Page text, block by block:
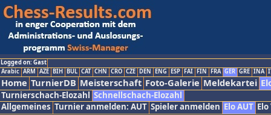
Logged on: Gast
Arabic ARM AZE BIH BUL CAT CHN CRO CZE DEN ENG ESP FAI FIN FRA GER GRE INA
Home TurnierDB Meisterschaft Foto-Galerie Meldekartei
Turnierschach-Elozahl Schnellschach-Elozahl
Allgemeines Turnier anmelden: AUT Spieler anmelden Elo AUT